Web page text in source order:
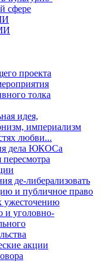
сфере
проекта
толка
идея,
империализм
любви...
дела ЮКОСа
де-либерализовать
и публичное право
и уголовно-
акции